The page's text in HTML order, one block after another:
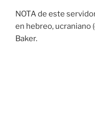
NOTA de este
en hebreo, ucraniano
Baker.